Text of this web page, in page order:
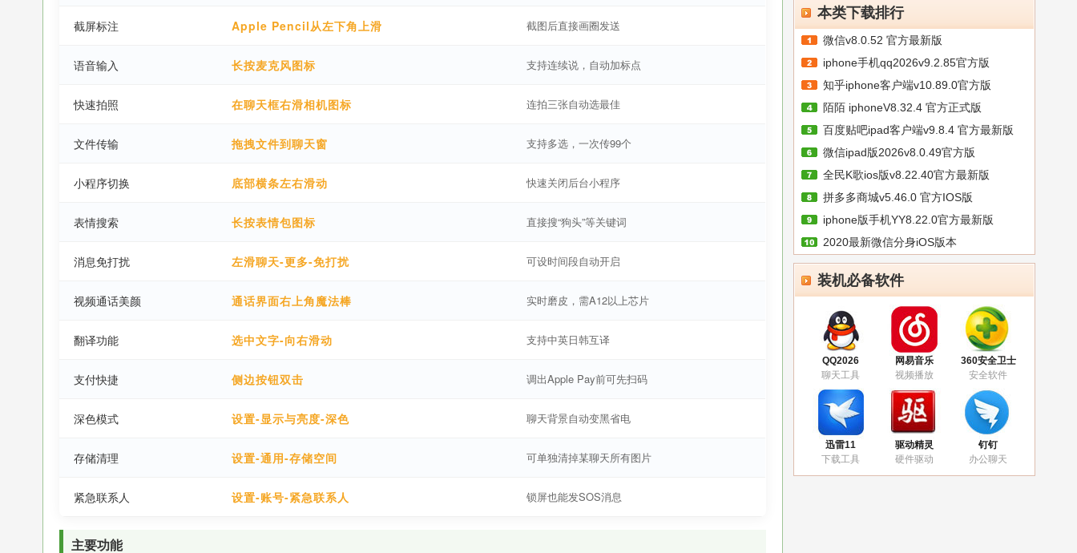
本类下载排行
微信v8.0.52 官方最新版
iphone手机qq2026v9.2.85官方版
知乎iphone客户端v10.89.0官方版
陌陌 iphoneV8.32.4 官方正式版
百度贴吧ipad客户端v9.8.4 官方最新版
微信ipad版2026v8.0.49官方版
全民K歌ios版v8.22.40官方最新版
拼多多商城v5.46.0 官方IOS版
iphone版手机YY8.22.0官方最新版
2020最新微信分身iOS版本
装机必备软件
QQ2026
聊天工具
网易音乐
视频播放
360安全卫士
安全软件
迅雷11
下载工具
驱动精灵
硬件驱动
钉钉
办公聊天
截屏标注 Apple Pencil从左下角上滑 截图后直接画圈发送
语音输入 长按麦克风图标 支持连续说，自动加标点
快速拍照 在聊天框右滑相机图标 连拍三张自动选最佳
文件传输 拖拽文件到聊天窗 支持多选，一次传99个
小程序切换 底部横条左右滑动 快速关闭后台小程序
表情搜索 长按表情包图标 直接搜“狗头”等关键词
消息免打扰 左滑聊天-更多-免打扰 可设时间段自动开启
视频通话美颜 通话界面右上角魔法棒 实时磨皮，需A12以上芯片
翻译功能 选中文字-向右滑动 支持中英日韩互译
支付快捷 侧边按钮双击 调出Apple Pay前可先扫码
深色模式 设置-显示与亮度-深色 聊天背景自动变黑省电
存储清理 设置-通用-存储空间 可单独清掉某聊天所有图片
紧急联系人 设置-账号-紧急联系人 锁屏也能发SOS消息
主要功能